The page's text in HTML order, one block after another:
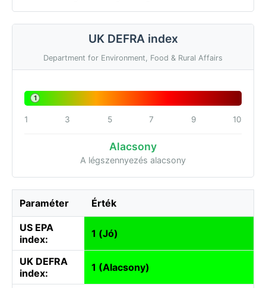
UK DEFRA index
Department for Environment, Food & Rural Affairs
1
1 3 5 7 9 10
Alacsony
A légszennyezés alacsony
Paraméter Érték
US EPA
index:
1 (Jó)
UK DEFRA
index:
1 (Alacsony)